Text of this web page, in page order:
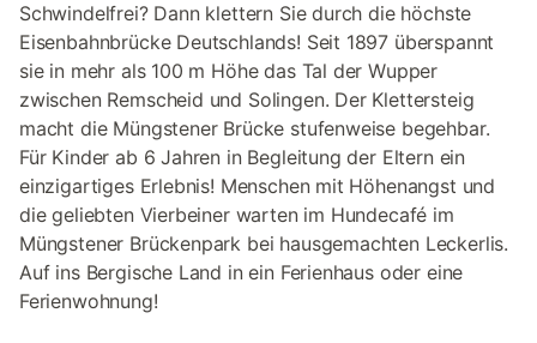
Schwindelfrei? Dann klettern Sie durch die höchste
Eisenbahnbrücke Deutschlands! Seit 1897 überspannt
sie in mehr als 100 m Höhe das Tal der Wupper
zwischen Remscheid und Solingen. Der Klettersteig
macht die Müngstener Brücke stufenweise begehbar.
Für Kinder ab 6 Jahren in Begleitung der Eltern ein
einzigartiges Erlebnis! Menschen mit Höhenangst und
die geliebten Vierbeiner warten im Hundecafé im
Müngstener Brückenpark bei hausgemachten Leckerlis.
Auf ins Bergische Land in ein Ferienhaus oder eine
Ferienwohnung!